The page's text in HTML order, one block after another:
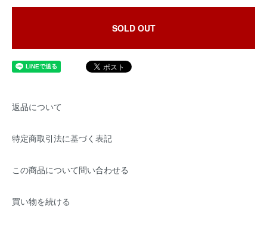
SOLD OUT
返品について
特定商取引法に基づく表記
この商品について問い合わせる
買い物を続ける